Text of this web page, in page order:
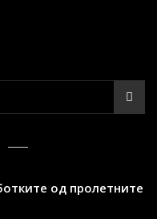
од пролетните